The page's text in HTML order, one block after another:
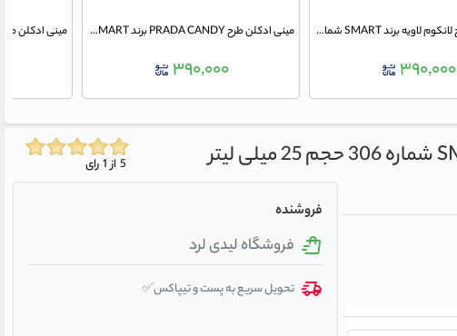
مینی ادکلن طرح لانکوم لاویه برند SMART شماره 387 حجم 25 میلی لیتر
۳۹۰,۰۰۰
مینی ادکلن طرح PRADA CANDY برند SMART شماره 397 حجم 25 میلی لیتر
۳۹۰,۰۰۰
فروشنده
فروشگاه لیدی لرد
تحویل سریع به پست و تیپاکس✅